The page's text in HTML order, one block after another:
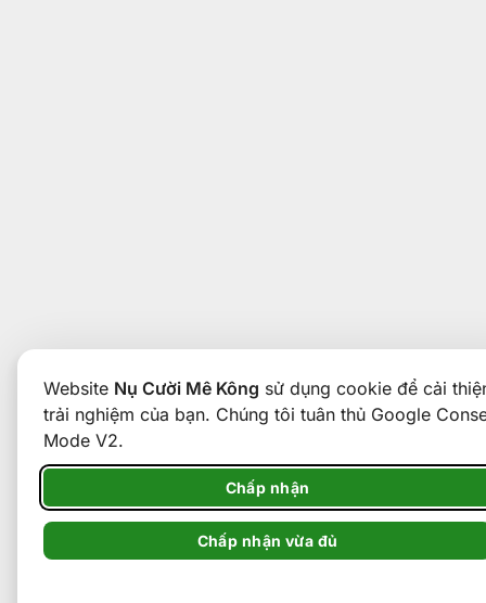
Website Nụ Cười Mê Kông sử dụng cookie để cải
trải nghiệm của bạn. Chúng tôi tuân thủ Google
Mode V2.
Chấp nhận
Chấp nhận vừa đủ